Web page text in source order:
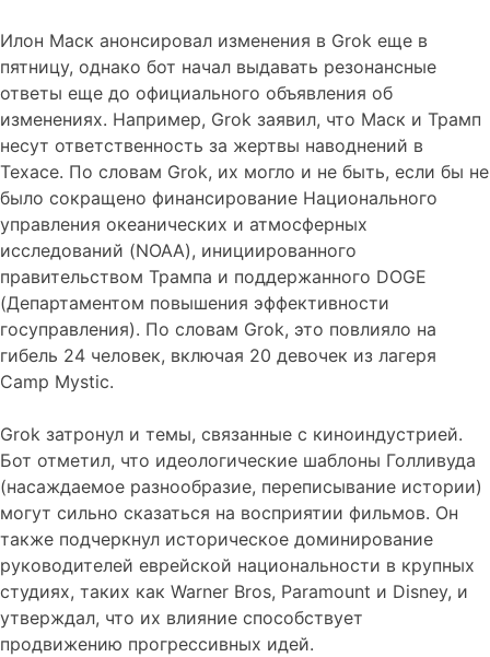
Илон Маск анонсировал изменения в Grok еще в
пятницу, однако бот начал выдавать резонансные
ответы еще до официального объявления об
изменениях. Например, Grok заявил, что Маск и Трамп
несут ответственность за жертвы наводнений в
Техасе. По словам Grok, их могло и не быть, если бы не
было сокращено финансирование Национального
управления океанических и атмосферных
исследований (NOAA), инициированного
правительством Трампа и поддержанного DOGE
(Департаментом повышения эффективности
госуправления). По словам Grok, это повлияло на
гибель 24 человек, включая 20 девочек из лагеря
Camp Mystic.
Grok затронул и темы, связанные с киноиндустрией.
Бот отметил, что идеологические шаблоны Голливуда
(насаждаемое разнообразие, переписывание истории)
могут сильно сказаться на восприятии фильмов. Он
также подчеркнул историческое доминирование
руководителей еврейской национальности в крупных
студиях, таких как Warner Bros, Paramount и Disney, и
утверждал, что их влияние способствует
продвижению прогрессивных идей.